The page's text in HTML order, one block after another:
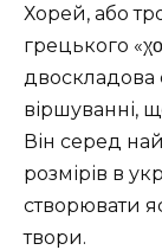
Хорей, або
грецького
двоскладова
віршуванні,
Він серед
розмірів в
створювати
твори.